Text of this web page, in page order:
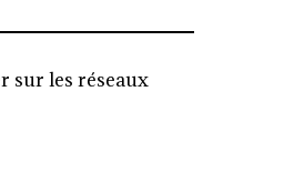
sur les réseaux